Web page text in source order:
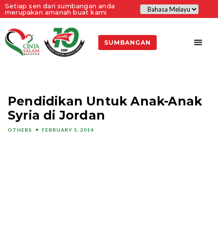
Setiap sen dari sumbangan anda
merupakan amanah buat kami
SUMBANGAN
Pendidikan Untuk Anak-Anak
Syria di Jordan
OTHERS FEBRUARY 5, 2014